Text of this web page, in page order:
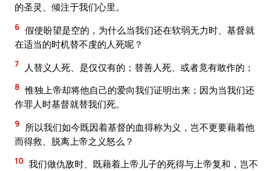
的圣灵、倾注于我们心里。
6 假使盼望是空的，为什么当我们还在软弱无力时、基督就
在适当的时机替不虔的人死呢？
7 人替义人死、是仅仅有的；替善人死、或者竟有敢作的；
8 惟独上帝却将他自己的爱向我们证明出来；因为当我们还
作罪人时基督就替我们死。
9
所以我们如今既因着基督的血得称为义，岂不更要藉着他
而得救、脱离上帝之义怒么？
10 我们做仇敌时、既藉着上帝儿子的死得与上帝复和，岂不